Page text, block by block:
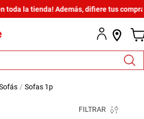
la tienda! Además, difiere tus compras
sofás sofas 1p
FILTRAR